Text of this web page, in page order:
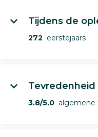
Tijdens de
272 eerstejaars
Tevredenheid
3.8/5.0 algemene